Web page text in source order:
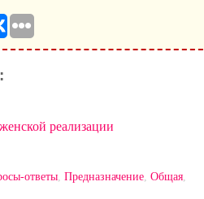
реализации
ответы,Предназначение,Общая,